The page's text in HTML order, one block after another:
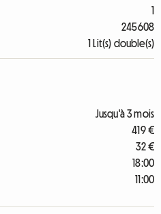
1
245608
1 Lit(s) double(s)
Jusqu'à 3 mois
419 €
32 €
18:00
11:00